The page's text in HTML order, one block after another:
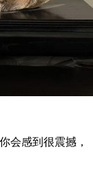
会感到很震撼，